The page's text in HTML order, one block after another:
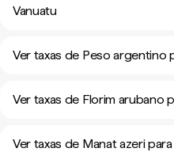
Vanuatu
Ver taxas de Peso argentino
Ver taxas de Florim arubano
Ver taxas de Manat azeri